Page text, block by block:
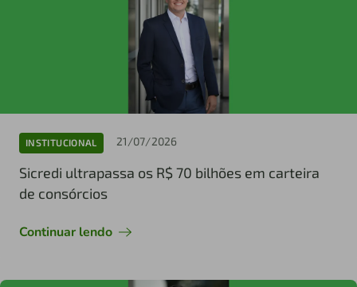
INSTITUCIONAL 21/07/2026
Sicredi ultrapassa os R$ 70 bilhões em carteira
de consórcios
Continuar lendo